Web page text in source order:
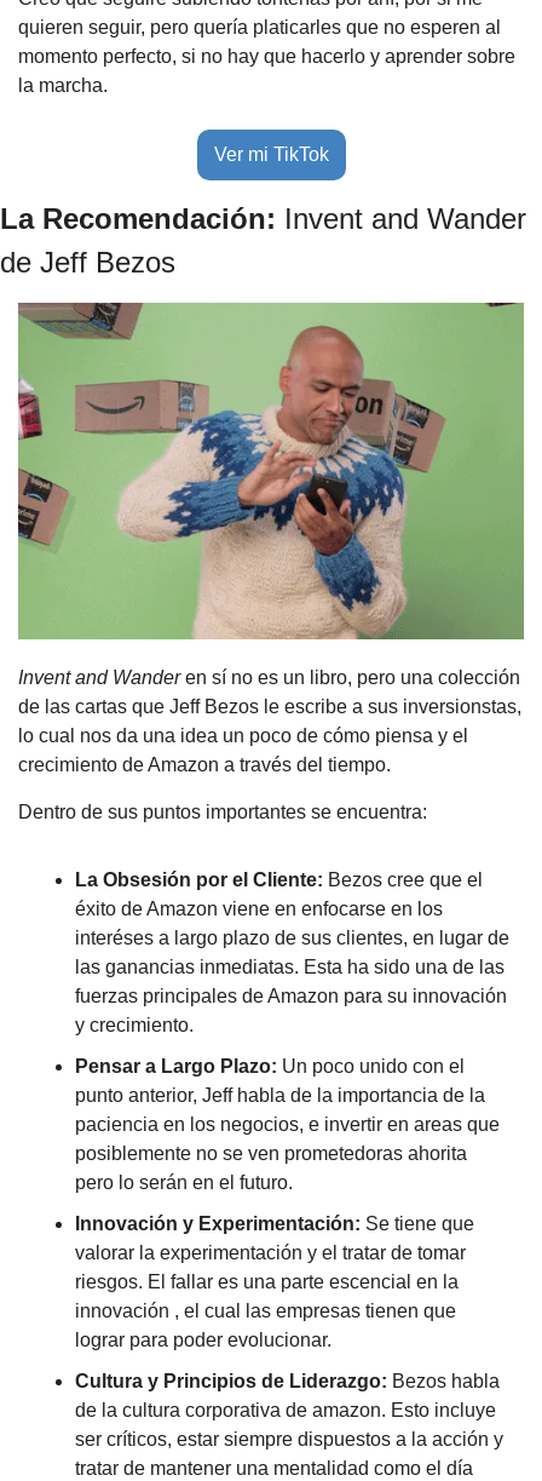
quieren seguir, pero quería platicarles que no esperen al
momento perfecto, si no hay que hacerlo y aprender sobre
la marcha.
Ver mi TikTok
La Recomendación: Invent and Wander
de Jeff Bezos
Invent and Wander en sí no es un libro, pero una colección
de las cartas que Jeff Bezos le escribe a sus inversionstas,
lo cual nos da una idea un poco de cómo piensa y el
crecimiento de Amazon a través del tiempo.
Dentro de sus puntos importantes se encuentra:
La Obsesión por el Cliente: Bezos cree que el
éxito de Amazon viene en enfocarse en los
interéses a largo plazo de sus clientes, en lugar de
las ganancias inmediatas. Esta ha sido una de las
fuerzas principales de Amazon para su innovación
y crecimiento.
Pensar a Largo Plazo: Un poco unido con el
punto anterior, Jeff habla de la importancia de la
paciencia en los negocios, e invertir en areas que
posiblemente no se ven prometedoras ahorita
pero lo serán en el futuro.
Innovación y Experimentación: Se tiene que
valorar la experimentación y el tratar de tomar
riesgos. El fallar es una parte escencial en la
innovación , el cual las empresas tienen que
lograr para poder evolucionar.
Cultura y Principios de Liderazgo: Bezos habla
de la cultura corporativa de amazon. Esto incluye
ser críticos, estar siempre dispuestos a la acción y
tratar de mantener una mentalidad como el día